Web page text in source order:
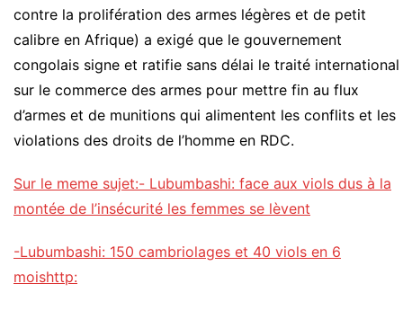
contre la prolifération des armes légères et de petit
calibre en Afrique) a exigé que le gouvernement
congolais signe et ratifie sans délai le traité international
sur le commerce des armes pour mettre fin au flux
d’armes et de munitions qui alimentent les conflits et les
violations des droits de l’homme en RDC.
Sur le meme sujet:- Lubumbashi: face aux viols dus à la
montée de l’insécurité les femmes se lèvent
-Lubumbashi: 150 cambriolages et 40 viols en 6
moishttp: